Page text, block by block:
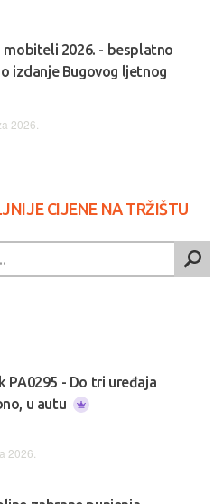
mobiteli 2026. - besplatno
izdanje Bugovog ljetnog
2026.
CIJENE NA TRŽIŠTU
PA0295 - Do tri uređaja
u autu
2026.